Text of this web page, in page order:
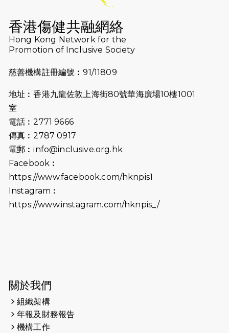
Lockton Fearless Dragon Trail
Run 2025
2025-08-07 諾德 x 猛龍慈善共融音樂夜2025
🌟
2025-06-15
會及愛。匯聚商龍會支持！
2025-06-09
《猛龍傳之誰怕誰》電影欣賞 - 感謝
生，GBS，JP出席
2025-06-06
《為你喝采陳百強歌迷會》慷慨贊助
38張門票欣賞香港中樂團 X 陳百強 —
2025-03-21
2025-02-20
2025-02-06
香港傷健共融網絡
Hong Kong Network for the
Promotion of Inclusive Society
慈善機構註冊編號︰91/11809
地址︰香港九龍佐敦上海街80號華海廣場10樓1001
室
電話︰2771 9666
傳真︰2787 0917
電郵︰info@inclusive.org.hk
Facebook︰
https://www.facebook.com/hknpis1
Instagram︰
https://www.instagram.com/hknpis_/
關於我們
組織架構
年報及財務報告
機構工作